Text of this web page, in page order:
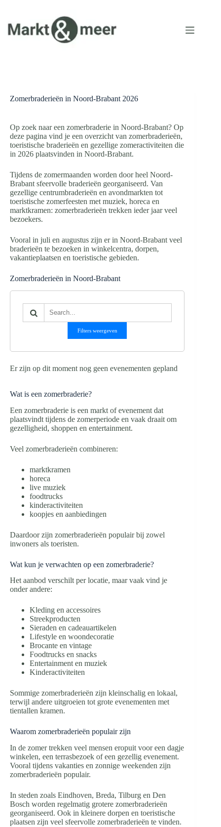
de
inhoud
Zomerbraderieën in Noord-Brabant 2026
Op zoek naar een zomerbraderie in Noord-Brabant? Op
deze pagina vind je een overzicht van zomerbraderieën,
toeristische braderieën en gezellige zomeractiviteiten die
in 2026 plaatsvinden in Noord-Brabant.
Tijdens de zomermaanden worden door heel Noord-
Brabant sfeervolle braderieën georganiseerd. Van
gezellige centrumbraderieën en avondmarkten tot
toeristische zomerfeesten met muziek, horeca en
marktkramen: zomerbraderieën trekken ieder jaar veel
bezoekers.
Vooral in juli en augustus zijn er in Noord-Brabant veel
braderieën te bezoeken in winkelcentra, dorpen,
vakantieplaatsen en toeristische gebieden.
Zomerbraderieën in Noord-Brabant
Filters weergeven
Er zijn op dit moment nog geen evenementen gepland
Wat is een zomerbraderie?
Een zomerbraderie is een markt of evenement dat
plaatsvindt tijdens de zomerperiode en vaak draait om
gezelligheid, shoppen en entertainment.
Veel zomerbraderieën combineren:
marktkramen
horeca
live muziek
foodtrucks
kinderactiviteiten
koopjes en aanbiedingen
Daardoor zijn zomerbraderieën populair bij zowel
inwoners als toeristen.
Wat kun je verwachten op een zomerbraderie?
Het aanbod verschilt per locatie, maar vaak vind je
onder andere:
Kleding en accessoires
Streekproducten
Sieraden en cadeauartikelen
Lifestyle en woondecoratie
Brocante en vintage
Foodtrucks en snacks
Entertainment en muziek
Kinderactiviteiten
Sommige zomerbraderieën zijn kleinschalig en lokaal,
terwijl andere uitgroeien tot grote evenementen met
tientallen kramen.
Waarom zomerbraderieën populair zijn
In de zomer trekken veel mensen eropuit voor een dagje
winkelen, een terrasbezoek of een gezellig evenement.
Vooral tijdens vakanties en zonnige weekenden zijn
zomerbraderieën populair.
In steden zoals Eindhoven, Breda, Tilburg en Den
Bosch worden regelmatig grotere zomerbraderieën
georganiseerd. Ook in kleinere dorpen en toeristische
plaatsen zijn veel sfeervolle zomerbraderieën te vinden.